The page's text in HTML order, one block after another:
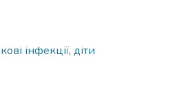
інфекції, діти